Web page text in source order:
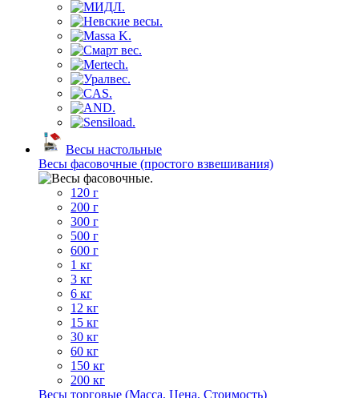
Весы настольные
Весы фасовочные (простого взвешивания)
120 г
200 г
300 г
500 г
600 г
1 кг
3 кг
6 кг
12 кг
15 кг
30 кг
60 кг
150 кг
200 кг
Весы торговые (Масса, Цена, Стоимость)